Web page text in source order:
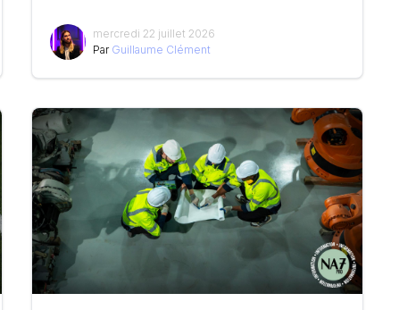
mercredi 22 juillet 2026
Par Guillaume Clément